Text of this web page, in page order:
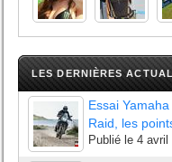
LES DERNIÈRES
Essai
Raid, les
Publié le 4 avril